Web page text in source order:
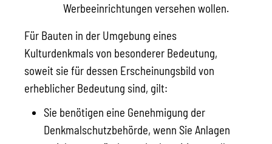
Werbeeinrichtungen versehen wollen.
Für Bauten in der Umgebung eines
Kulturdenkmals von besonderer Bedeutung,
soweit sie für dessen Erscheinungsbild von
erheblicher Bedeutung sind, gilt:
Sie benötigen eine Genehmigung der
Denkmalschutzbehörde, wenn Sie Anlagen